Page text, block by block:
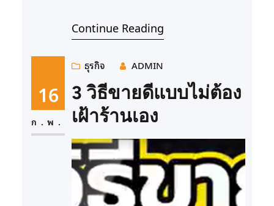
Continue Reading
16
ก.พ.
ธุรกิจ ADMIN
3 วิธีขายดีแบบไม่ต้อง
เฝ้าร้านเอง